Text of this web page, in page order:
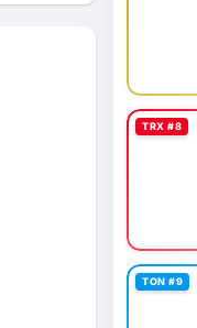
TRX #8
TON #9